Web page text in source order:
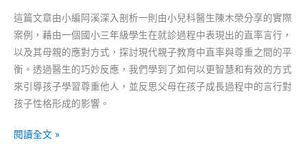
這篇文章由小編阿溪深入剖析一則由小兒科醫生陳木榮分享的實際
案例，藉由一個國小三年級學生在就診過程中表現出的直率言行，
以及其母親的應對方式，探討現代親子教育中直率與尊重之間的平
衡。透過醫生的巧妙反應，我們學到了如何以更智慧和有效的方式
來引導孩子學習尊重他人，並反思父母在孩子成長過程中的言行對
孩子性格形成的影響。
醫
閱讀全文 »